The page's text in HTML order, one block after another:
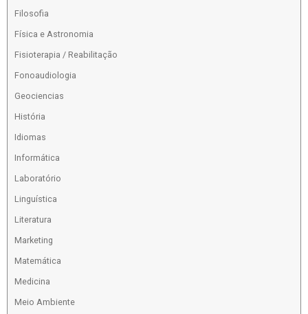
Filosofia
Física e Astronomia
Fisioterapia / Reabilitação
Fonoaudiologia
Geociencias
História
Idiomas
Informática
Laboratório
Linguística
Literatura
Marketing
Matemática
Medicina
Meio Ambiente